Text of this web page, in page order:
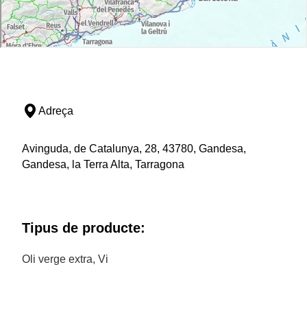
Adreça
Avinguda, de Catalunya, 28, 43780, Gandesa,
Gandesa, la Terra Alta, Tarragona
Tipus de producte:
Oli verge extra, Vi